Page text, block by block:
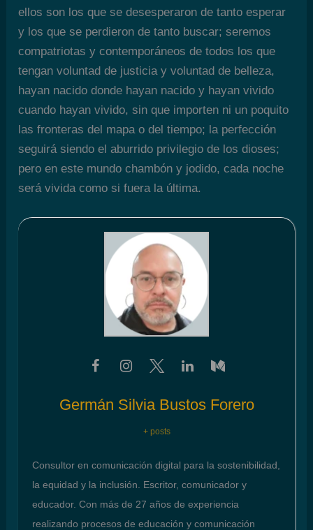
ellos son los que se desesperaron de tanto esperar
y los que se perdieron de tanto buscar; seremos
compatriotas y contemporáneos de todos los que
tengan voluntad de justicia y voluntad de belleza,
hayan nacido donde hayan nacido y hayan vivido
cuando hayan vivido, sin que importen ni un poquito
las fronteras del mapa o del tiempo; la perfección
seguirá siendo el aburrido privilegio de los dioses;
pero en este mundo chambón y jodido, cada noche
será vivida como si fuera la última.
Germán Silvia Bustos Forero
+ posts
Consultor en comunicación digital para la sostenibilidad,
la equidad y la inclusión. Escritor, comunicador y
educador. Con más de 27 años de experiencia
realizando procesos de educación y comunicación